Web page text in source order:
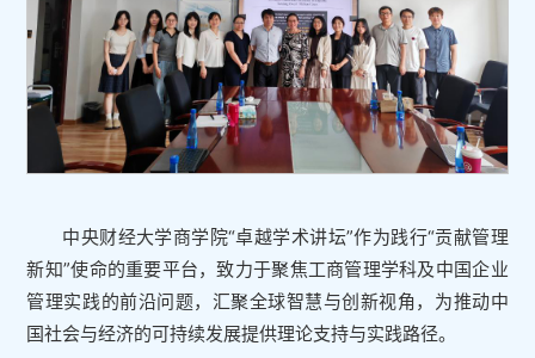
中央财经大学商学院“卓越学术讲坛”作为践行“贡献管理
新知”使命的重要平台，致力于聚焦工商管理学科及中国企业
管理实践的前沿问题，汇聚全球智慧与创新视角，为推动中
国社会与经济的可持续发展提供理论支持与实践路径。